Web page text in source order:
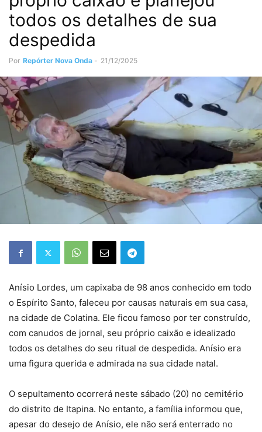
todos os detalhes de sua
despedida
Por Repórter Nova Onda - 21/12/2025
Anísio Lordes, um capixaba de 98 anos conhecido em todo
o Espírito Santo, faleceu por causas naturais em sua casa,
na cidade de Colatina. Ele ficou famoso por ter construído,
com canudos de jornal, seu próprio caixão e idealizado
todos os detalhes do seu ritual de despedida. Anísio era
uma figura querida e admirada na sua cidade natal.
O sepultamento ocorrerá neste sábado (20) no cemitério
do distrito de Itapina. No entanto, a família informou que,
apesar do desejo de Anísio, ele não será enterrado no